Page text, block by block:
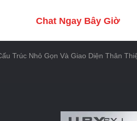
Chat Ngay Bây Giờ
Trúc Nhỏ Gọn Và Giao Diện Thân